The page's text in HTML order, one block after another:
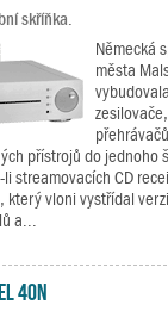
skříňka.
Německá
města
přístrojů do jednoho
streamovacích CD
vloni vystřídal
a...
40n